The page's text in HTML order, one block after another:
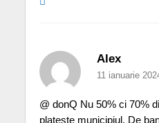
Alex
11 ianuarie
@ donQ Nu 50% ci 70%
platește municipiul. De